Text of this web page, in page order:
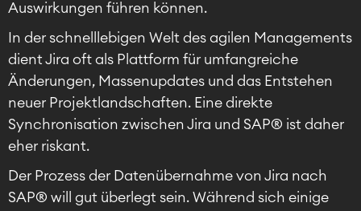
Auswirkungen führen können.
In der schnelllebigen Welt des agilen Managements
dient Jira oft als Plattform für umfangreiche
Änderungen, Massenupdates und das Entstehen
neuer Projektlandschaften. Eine direkte
Synchronisation zwischen Jira und SAP® ist daher
eher riskant.
Der Prozess der Datenübernahme von Jira nach
SAP® will gut überlegt sein. Während sich einige